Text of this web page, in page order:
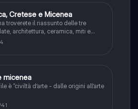
Cretese e Micenea
troverete il riassunto delle tre
architettura, ceramica, miti e
micenea
è “civiltà d’arte - dalle origini all’arte
41